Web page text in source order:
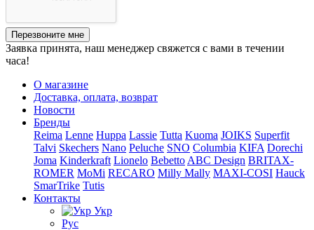
Перезвоните мне
Заявка принята, наш менеджер свяжется с вами в течении
часа!
О магазине
Доставка, оплата, возврат
Новости
Бренды
Reima Lenne Huppa Lassie Tutta Kuoma JOIKS Superfit
Talvi Skechers Nano Peluche SNO Columbia KIFA Dorechi
Joma Kinderkraft Lionelo Bebetto ABC Design BRITAX-
ROMER MoMi RECARO Milly Mally MAXI-COSI Hauck
SmarTrike Tutis
Контакты
Укр
Рус